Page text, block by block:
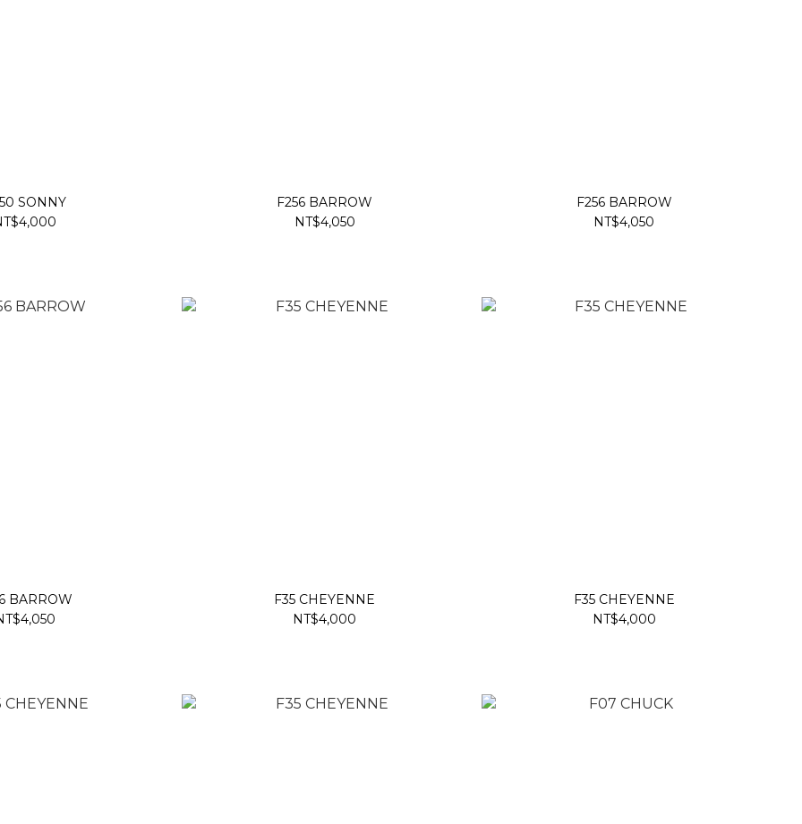
SONNY
F256 BARROW
NT$4,050
F256 BARROW
NT$4,050
BARROW
F35 CHEYENNE
NT$4,000
F35 CHEYENNE
NT$4,000